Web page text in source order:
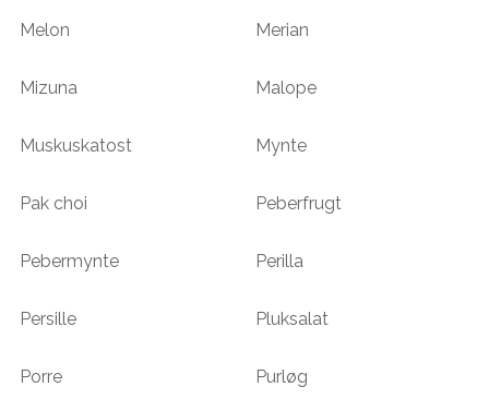
Melon Merian
Mizuna Malope
Muskuskatost Mynte
Pak choi Peberfrugt
Pebermynte Perilla
Persille Pluksalat
Porre Purløg